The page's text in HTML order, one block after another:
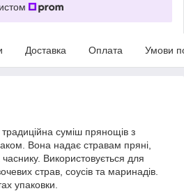
Доставка Оплата Умови
суміш прянощів з
Вона надає стравам пряні,
часнику. Використовується для
страв, соусів та маринадів.
упаковки.